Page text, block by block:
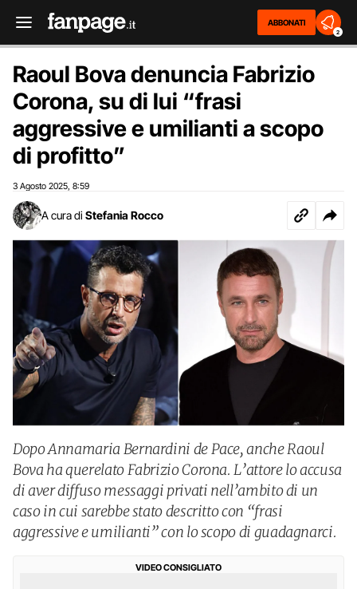
ABBONATI
2
Raoul Bova denuncia Fabrizio
Corona, su di lui “frasi
aggressive e umilianti a scopo
di profitto”
3 Agosto 2025 8:59
A cura di Stefania Rocco
Dopo Annamaria Bernardini de Pace, anche Raoul
Bova ha querelato Fabrizio Corona. L’attore lo accusa
di aver diffuso messaggi privati nell’ambito di un
caso in cui sarebbe stato descritto con “frasi
aggressive e umilianti” con lo scopo di guadagnarci.
VIDEO CONSIGLIATO